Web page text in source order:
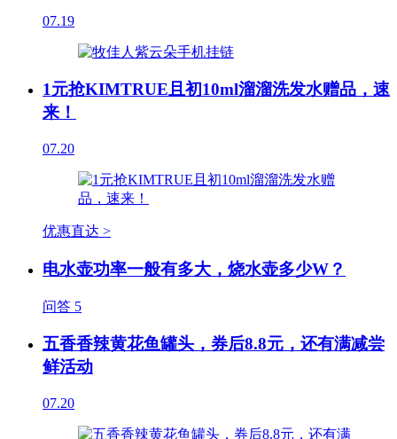
07.19
1元抢KIMTRUE且初10ml溜溜洗发水赠品，速
来！
07.20
优惠直达 >
电水壶功率一般有多大，烧水壶多少W？
问答 5
五香香辣黄花鱼罐头，券后8.8元，还有满减尝
鲜活动
07.20